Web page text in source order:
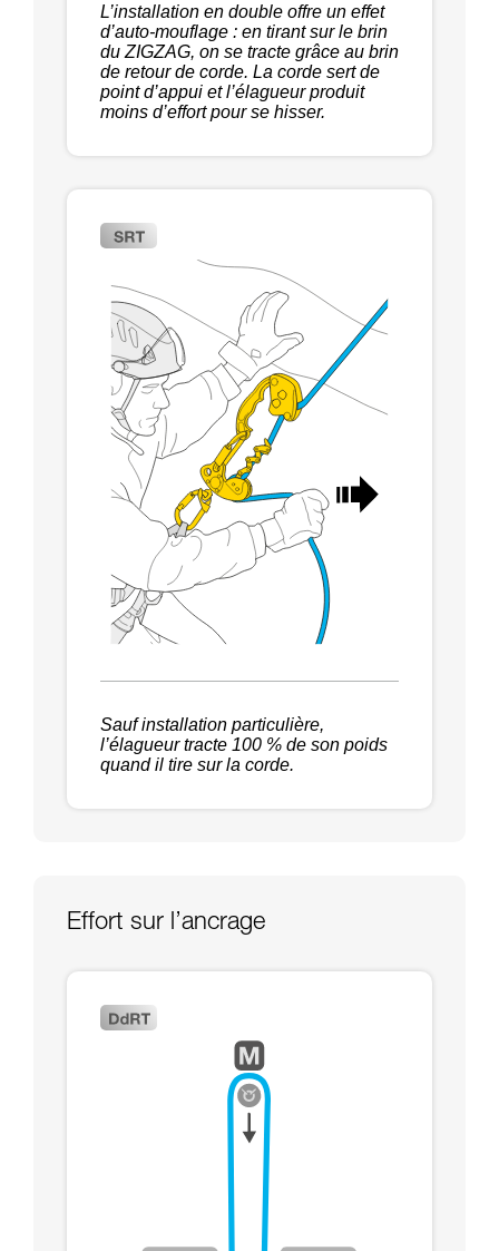
L’installation en double offre un effet
d’auto-mouflage : en tirant sur le brin
du ZIGZAG, on se tracte grâce au brin
de retour de corde. La corde sert de
point d’appui et l’élagueur produit
moins d’effort pour se hisser.
Sauf installation particulière,
l’élagueur tracte 100 % de son poids
quand il tire sur la corde.
Effort sur l’ancrage